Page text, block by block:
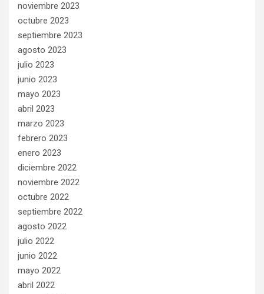
noviembre 2023
octubre 2023
septiembre 2023
agosto 2023
julio 2023
junio 2023
mayo 2023
abril 2023
marzo 2023
febrero 2023
enero 2023
diciembre 2022
noviembre 2022
octubre 2022
septiembre 2022
agosto 2022
julio 2022
junio 2022
mayo 2022
abril 2022